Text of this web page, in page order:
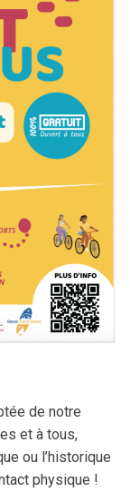
de notre
et à tous,
ou l’historique
physique !